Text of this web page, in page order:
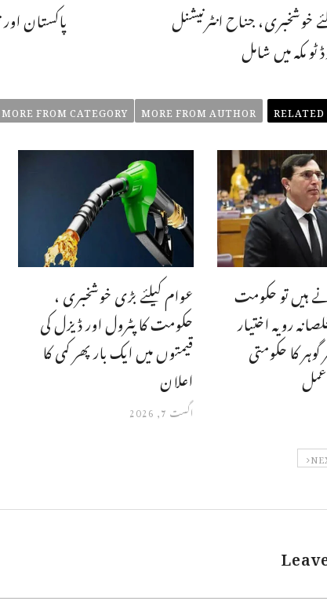
پاکستان
خوشخبری، جناح انٹرنیشنل
مکہ میں شامل
MORE FROM AUTHOR
MORE FROM CATEGORY
عوام کیلئے بڑی خوشخبری ،
حکومت کا پٹرول اور ڈیزل کی
قیمتوں میں ایک بار پھر کمی کا
اعلان
اگست 7, 2026
ہیں تو حکومت
رویہ اختیار
کا حکومتی